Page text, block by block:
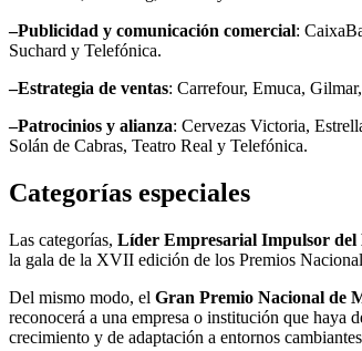
–Publicidad y comunicación comercial:
Suchard y Telefónica.
–Estrategia de ventas: Carrefour, Emuca,
–Patrocinios y alianza: Cervezas Victoria,
Solán de Cabras, Teatro Real y Telefónica.
Categorías especiales
Las categorías, Líder Empresarial Impulsor
la gala de la XVII edición de los Premios
Del mismo modo, el Gran Premio Nacional de
reconocerá a una empresa o institución que haya
crecimiento y de adaptación a entornos